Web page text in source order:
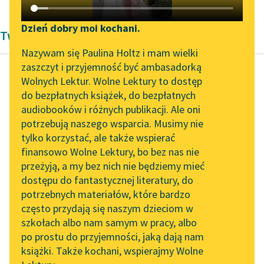
Katalog DAISY
Podkasty o książkach
Zgłoś brak utworu
Aktualności
Zapraszamy na spotkanie
online z tłumaczkami
literatury skandynawskiej
Spotkanie z Katarzyną
Tunkiel w Oslo
Wolne Lektury na 32.
Pol’and’Rock Festivalu
„Kochanek Lady
Chatterley” do słuchania
na Wolnych Lekturach
Nowy audiobook –
Narzędzia
Mapa Wolnych Lektur
Leśmianator
Przewodnik dla piszących i
czytających
API
OAI-PMH
Widget Wolnych Lektur
Przypisy
Dzień dobry moi kochani.
Nazywam się Paulina Holtz i mam wielki
zaszczyt i przyjemność być ambasadorką
Wolnych Lektur. Wolne Lektury to dostęp
do bezpłatnych książek, do bezpłatnych
audiobooków i różnych publikacji. Ale oni
potrzebują naszego wsparcia. Musimy nie
tylko korzystać, ale także wspierać
finansowo Wolne Lektury, bo bez nas nie
przeżyją, a my bez nich nie będziemy mieć
dostępu do fantastycznej literatury, do
potrzebnych materiałów, które bardzo
często przydają się naszym dzieciom w
szkołach albo nam samym w pracy, albo
po prostu do przyjemności, jaką dają nam
książki. Także kochani, wspierajmy Wolne
Twórczość Pozytywizm Marii Konopnickiej
Maria Konopnicka
Nasza szkapa
Upłynęło znów ze dwa
tygodnie. Ojciec
niewiele co zarobku
miał; a tu i w domu...
Czytaj więcej